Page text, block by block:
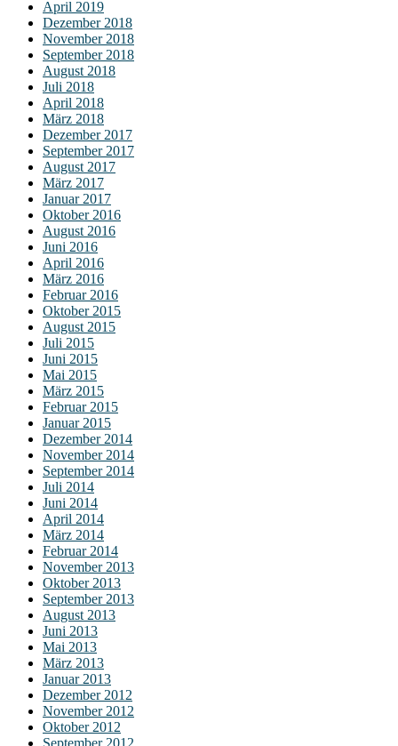
April 2019
Dezember 2018
November 2018
September 2018
August 2018
Juli 2018
April 2018
März 2018
Dezember 2017
September 2017
August 2017
März 2017
Januar 2017
Oktober 2016
August 2016
Juni 2016
April 2016
März 2016
Februar 2016
Oktober 2015
August 2015
Juli 2015
Juni 2015
Mai 2015
März 2015
Februar 2015
Januar 2015
Dezember 2014
November 2014
September 2014
Juli 2014
Juni 2014
April 2014
März 2014
Februar 2014
November 2013
Oktober 2013
September 2013
August 2013
Juni 2013
Mai 2013
März 2013
Januar 2013
Dezember 2012
November 2012
Oktober 2012
September 2012